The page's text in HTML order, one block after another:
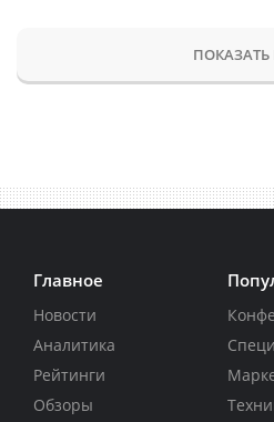
Главное
Новости
Аналитика
Рейтинги
Обзоры